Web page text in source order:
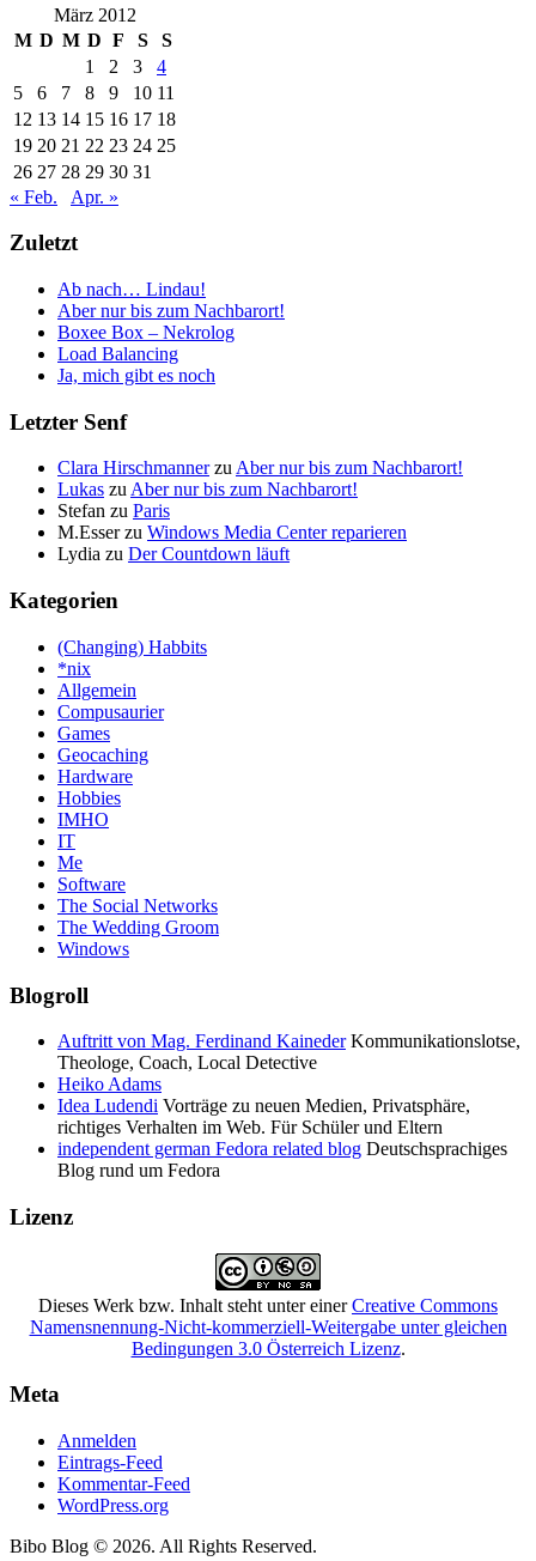
März 2012
M D M D F S
S
1
2 3
4
5
6 7 8 9 10 11
12 13 14 15 16 17 18
19 20 21 22 23 24 25
26 27 28 29 30 31
« Feb.
Apr. »
Zuletzt
Ab nach… Lindau!
Aber nur bis zum Nachbarort!
Boxee Box – Nekrolog
Load Balancing
Ja, mich gibt es noch
Letzter Senf
Clara HirschmannerzuAber nur bis zum Nachbarort!
Lukas zuAber nur bis zum Nachbarort!
Stefan zu Paris
M.Esserzu Windows Media Center reparieren
Lydia zu Der Countdown läuft
Kategorien
(Changing) Habbits
*nix
Allgemein
Compusaurier
Games
Geocaching
Hardware
Hobbies
IMHO
IT
Me
Software
The Social Networks
The Wedding Groom
Windows
Blogroll
Auftritt von Mag. Ferdinand KainederKommunikationslotse,
Theologe, Coach, Local Detective
Heiko Adams
Idea Ludendi Vorträge zu neuen Medien, Privatsphäre,
richtiges Verhalten im Web. Für Schüler und Eltern
independent german Fedora related blog Deutschsprachiges
Blog rund um Fedora
Lizenz
Dieses Werk bzw. Inhalt steht unter einerCreative Commons
Namensnennung-Nicht-kommerziell-Weitergabe unter gleichen
Bedingungen 3.0 Österreich Lizenz.
Meta
Anmelden
Eintrags-Feed
Kommentar-Feed
WordPress.org
Bibo Blog © 2026. All Rights Reserved.